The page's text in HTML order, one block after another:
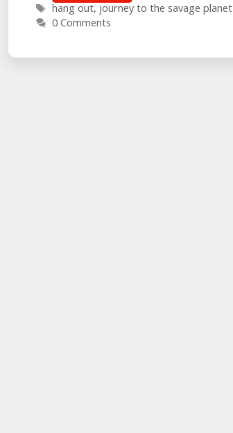
:
“voyage
Étiquettes
hang out, journey to the savage planet
0 Comments